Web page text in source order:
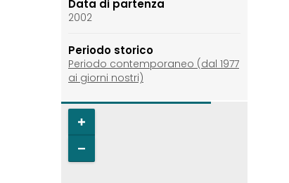
Data di partenza
2002
Periodo storico
Periodo contemporaneo (dal 1977
ai giorni nostri)